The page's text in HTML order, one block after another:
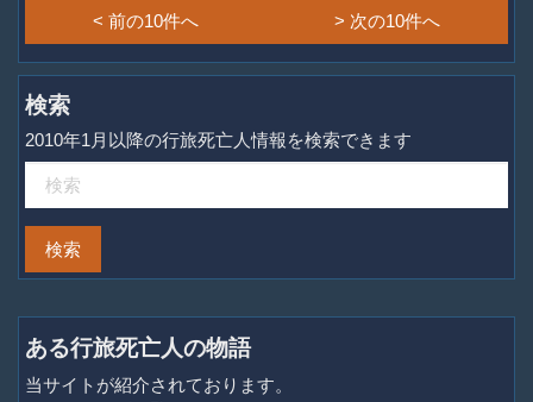
< 前の10件へ > 次の10件へ
検索
2010年1月以降の行旅死亡人情報を検索できます
ある行旅死亡人の物語
当サイトが紹介されております。